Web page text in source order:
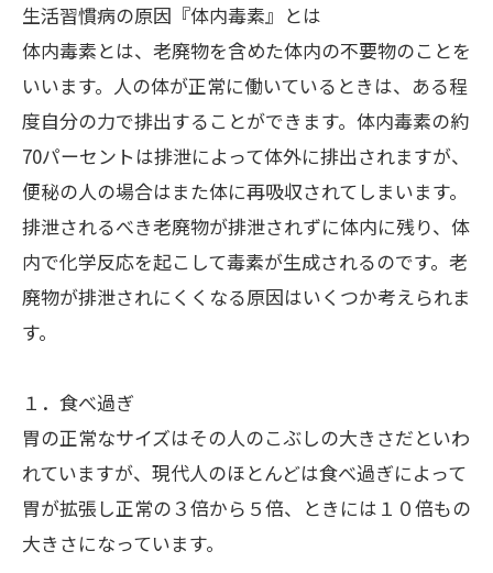
生活習慣病の原因『体内毒素』とは
体内毒素とは、老廃物を含めた体内の不要物のことを
いいます。人の体が正常に働いているときは、ある程
度自分の力で排出することができます。体内毒素の約
70パーセントは排泄によって体外に排出されますが、
便秘の人の場合はまた体に再吸収されてしまいます。
排泄されるべき老廃物が排泄されずに体内に残り、体
内で化学反応を起こして毒素が生成されるのです。老
廃物が排泄されにくくなる原因はいくつか考えられま
す。
１．食べ過ぎ
胃の正常なサイズはその人のこぶしの大きさだといわ
れていますが、現代人のほとんどは食べ過ぎによって
胃が拡張し正常の３倍から５倍、ときには１０倍もの
大きさになっています。